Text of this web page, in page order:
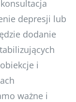
depresji lub
dodanie
i
ważne i